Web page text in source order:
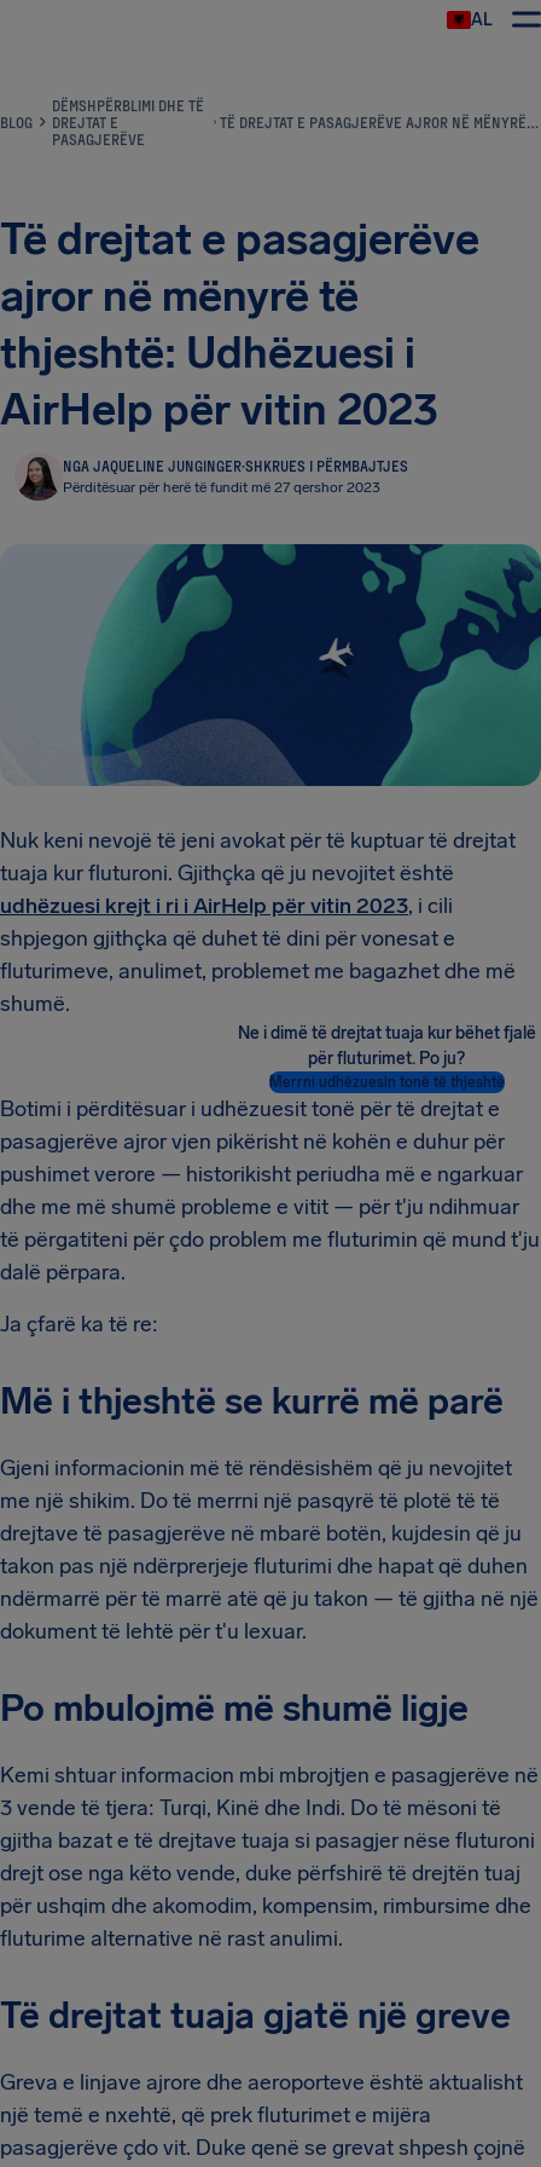
AL
BLOG
DËMSHPËRBLIMI DHE TË
DREJTAT E
PASAGJERËVE
TË DREJTAT E PASAGJERËVE AJROR NË MËNYRË TË THJESHTË: UDHËZUESI I AIRHELP PËR VITIN 2023
Të drejtat e pasagjerëve
ajror në mënyrë të
thjeshtë: Udhëzuesi i
AirHelp për vitin 2023
NGA JAQUELINE JUNGINGER·SHKRUES I PËRMBAJTJES
Përditësuar për herë të fundit më 27 qershor 2023
Nuk keni nevojë të jeni avokat për të kuptuar të drejtat
tuaja kur fluturoni. Gjithçka që ju nevojitet është
udhëzuesi krejt i ri i AirHelp për vitin 2023, i cili
shpjegon gjithçka që duhet të dini për vonesat e
fluturimeve, anulimet, problemet me bagazhet dhe më
shumë.
Ne i dimë të drejtat tuaja kur bëhet fjalë
për fluturimet. Po ju?
Merrni udhëzuesin tonë të thjeshtë
Botimi i përditësuar i udhëzuesit tonë për të drejtat e
pasagjerëve ajror vjen pikërisht në kohën e duhur për
pushimet verore — historikisht periudha më e ngarkuar
dhe me më shumë probleme e vitit — për t'ju ndihmuar
të përgatiteni për çdo problem me fluturimin që mund t'ju
dalë përpara.
Ja çfarë ka të re:
Më i thjeshtë se kurrë më parë
Gjeni informacionin më të rëndësishëm që ju nevojitet
me një shikim. Do të merrni një pasqyrë të plotë të të
drejtave të pasagjerëve në mbarë botën, kujdesin që ju
takon pas një ndërprerjeje fluturimi dhe hapat që duhen
ndërmarrë për të marrë atë që ju takon — të gjitha në një
dokument të lehtë për t'u lexuar.
Po mbulojmë më shumë ligje
Kemi shtuar informacion mbi mbrojtjen e pasagjerëve në
3 vende të tjera: Turqi, Kinë dhe Indi. Do të mësoni të
gjitha bazat e të drejtave tuaja si pasagjer nëse fluturoni
drejt ose nga këto vende, duke përfshirë të drejtën tuaj
për ushqim dhe akomodim, kompensim, rimbursime dhe
fluturime alternative në rast anulimi.
Të drejtat tuaja gjatë një greve
Greva e linjave ajrore dhe aeroporteve është aktualisht
një temë e nxehtë, që prek fluturimet e mijëra
pasagjerëve çdo vit. Duke qenë se grevat shpesh çojnë